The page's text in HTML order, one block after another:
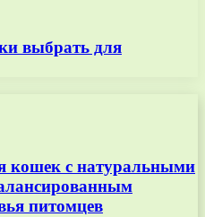
выбрать для
кошек с натуральными
питомцев